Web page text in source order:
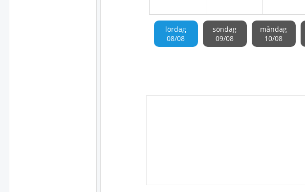
lördag
08/08
söndag
09/08
måndag
10/08